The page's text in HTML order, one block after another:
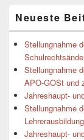
Neueste
Stellungnahme
Stellungnahme
APO-GOSt und
Jahreshaupt-
Stellungnahme
Lehrerausbildung
Jahreshaupt-